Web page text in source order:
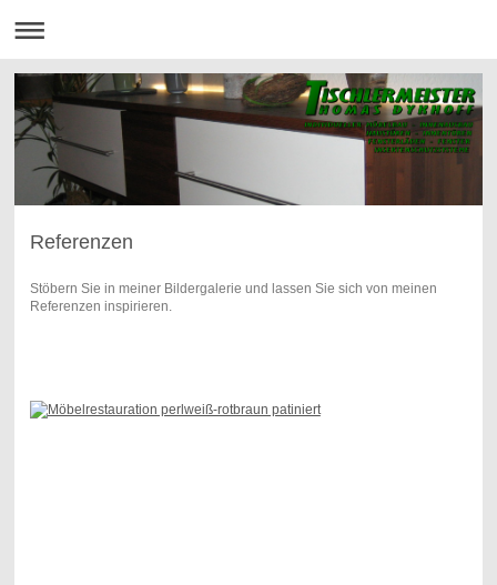
Referenzen
Stöbern Sie in meiner Bildergalerie und lassen Sie sich von meinen
Referenzen inspirieren.